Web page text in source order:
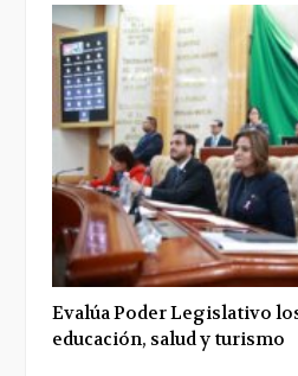
Evalúa Poder Legislativo
educación, salud y turismo